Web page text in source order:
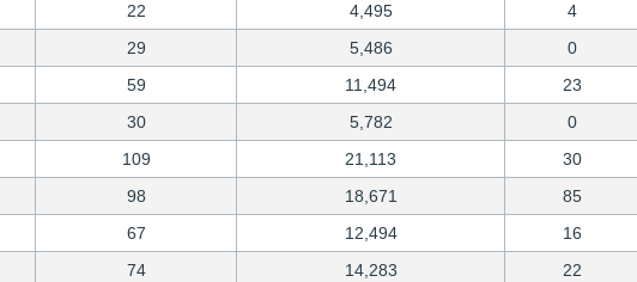
22 4,495 4
29 5,486 0
59 11,494 23
30 5,782 0
109 21,113 30
98 18,671 85
67 12,494 16
74 14,283 22